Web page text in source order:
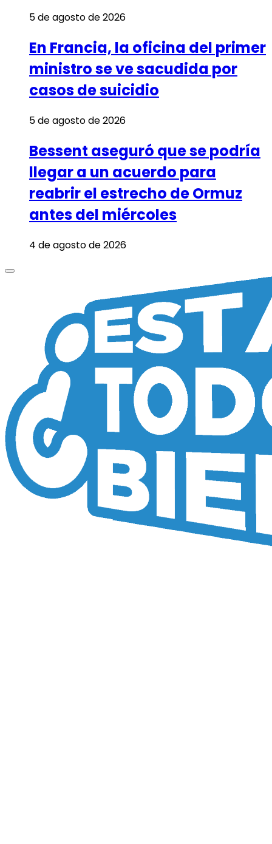
5 de agosto de 2026
En Francia, la oficina del primer
ministro se ve sacudida por
casos de suicidio
5 de agosto de 2026
Bessent aseguró que se podría
llegar a un acuerdo para
reabrir el estrecho de Ormuz
antes del miércoles
4 de agosto de 2026